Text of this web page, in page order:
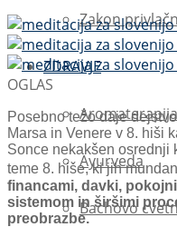
Zakon
ZDRAVJE
Aromaterapija
Ayurveda
Bachovo
OGLAS
Posebno težo daje
Marsa in Venere v 8. hiši
Sonce nekakšen osrednji
teme 8. hiše, ki jih
financami, davki,
sistemom in širšimi
preobrazbe.